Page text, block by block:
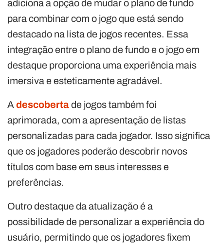
adiciona a opção de mudar o plano de fundo
para combinar com o jogo que está sendo
destacado na lista de jogos recentes. Essa
integração entre o plano de fundo e o jogo em
destaque proporciona uma experiência mais
imersiva e esteticamente agradável.
Adescobertade jogos também foi
aprimorada, com a apresentação de listas
personalizadas para cada jogador. Isso significa
que os jogadores poderão descobrir novos
títulos com base em seus interesses e
preferências.
Outro destaque da atualização é a
possibilidade de personalizar a experiência do
usuário, permitindo que os jogadores fixem